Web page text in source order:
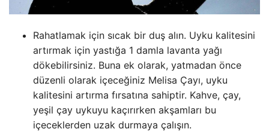
Rahatlamak için sıcak bir duş alın. Uyku kalitesini
artırmak için yastığa 1 damla lavanta yağı
dökebilirsiniz. Buna ek olarak, yatmadan önce
düzenli olarak içeceğiniz Melisa Çayı, uyku
kalitesini artırma fırsatına sahiptir. Kahve, çay,
yeşil çay uykuyu kaçırırken akşamları bu
içeceklerden uzak durmaya çalışın.